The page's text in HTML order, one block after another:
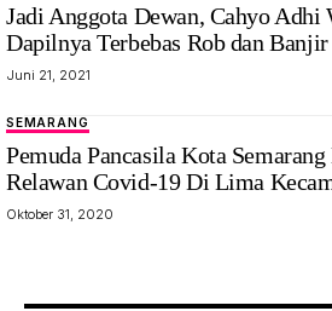
Jadi Anggota Dewan, Cahyo Adhi
Dapilnya Terbebas Rob dan Banjir
Juni 21, 2021
SEMARANG
Pemuda Pancasila Kota
Relawan Covid-19 Di Lima
Oktober 31, 2020